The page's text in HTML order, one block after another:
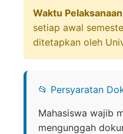
Waktu
setiap awal
ditetapkan oleh
📂 Persyaratan
Mahasiswa wajib
mengunggah